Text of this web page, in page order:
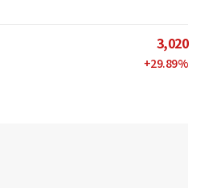
3,020
+29.89%